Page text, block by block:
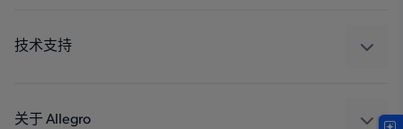
工业
技术支持
封装
关于 Allegro